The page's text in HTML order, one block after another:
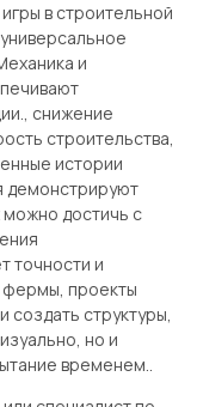
в строительной
и
снижение
строительства,
истории
демонстрируют
достичь с
точности и
​​фермы, проекты
создать структуры,
но и
временем..